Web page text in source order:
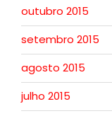
outubro 2015
setembro 2015
agosto 2015
julho 2015